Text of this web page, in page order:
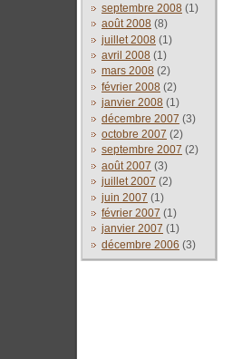
septembre 2008 (1)
août 2008 (8)
juillet 2008 (1)
avril 2008 (1)
mars 2008 (2)
février 2008 (2)
janvier 2008 (1)
décembre 2007 (3)
octobre 2007 (2)
septembre 2007 (2)
août 2007 (3)
juillet 2007 (2)
juin 2007 (1)
février 2007 (1)
janvier 2007 (1)
décembre 2006 (3)